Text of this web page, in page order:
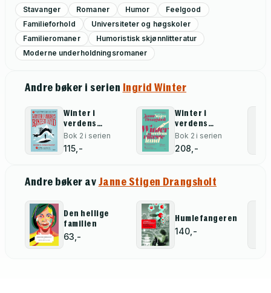
Stavanger Romaner Humor
Feelgood
Familieforhold
Universiteter og høgskoler
Familieromaner
Humoristisk skjønnlitteratur
Moderne underholdningsromaner
Andre bøker i serien Ingrid Winter
Winter i
verdens
rikeste land
Bok 2 i serien
115,-
Winter i
verdens
rikeste land
Bok 2 i serien
208,-
Andre bøker avJanne Stigen Drangsholt
Den hellige
familien
63,-
Humlefangeren
140,-